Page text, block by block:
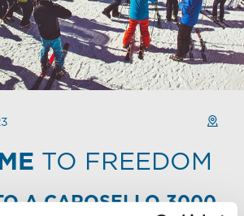
TO FREEDOM
A CAROSELLO 3000.